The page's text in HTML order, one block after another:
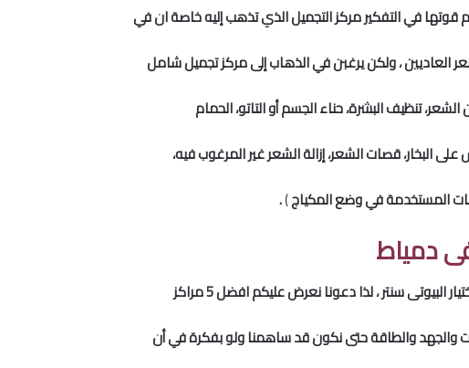
قوتها في التفكير مركز التجميل الذي تذهب إليه خاصة ان في
العاديين ، ولكن يرغبن في الذهاب إلى مركز تجميل شامل
تنظيف البشرة، حناء الجسم أو التاتو، الحمام
البخار، قصات الشعر، إزالة الشعر غير المرغوب فيه،
المستخدمة في وضع المكياج)
.
دمياط
سنتر ، لذا دعونا نعرض عليكم افضل 5 مراكز
والجهد والطاقة حتى نكون قد ساهمنا ولو بفكرة في أن